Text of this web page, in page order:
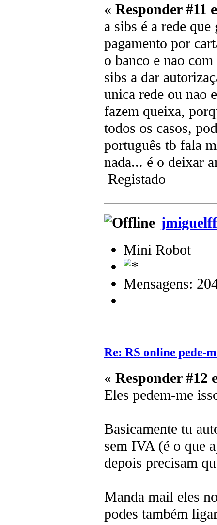
« Responder #11
a sibs é a rede
pagamento por
o banco e nao
sibs a dar
unica rede ou nao
fazem queixa,
todos os casos,
português tb fala
nada... é o deixar
Registado
jmiguelff
Mini Robot
Mensagens:
Re: RS online pede-
« Responder #12
Eles pedem-me
Basicamente tu
sem IVA (é o que
depois precisam
Manda mail eles
podes também